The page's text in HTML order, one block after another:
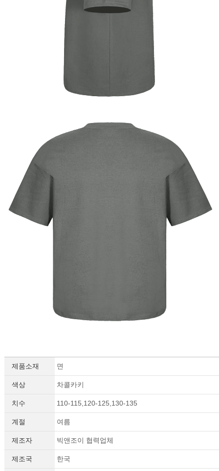
제품소재 면
색상 차콜카키
치수 110-115,120-125,130-135
계절 여름
제조자 빅앤조이 협력업체
제조국 한국